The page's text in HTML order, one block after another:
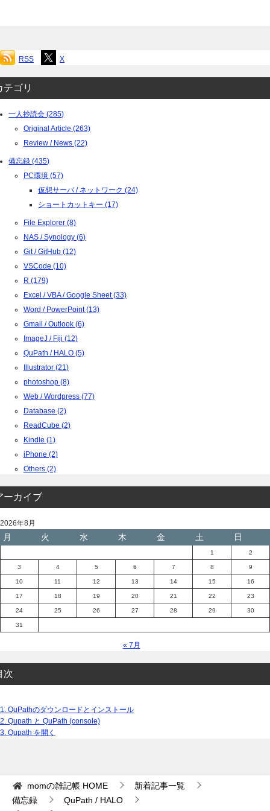
RSS X
テゴリ
一人抄読会 (285)
Original Article (263)
Review / News (22)
備忘録 (435)
PC環境 (57)
仮想サーバ / ネットワーク (24)
ショートカットキー (17)
File Explorer (8)
NAS / Synology (6)
Git / GitHub (12)
VSCode (10)
R (179)
Excel / VBA / Google Sheet (33)
Word / PowerPoint (13)
Gmail / Outlook (6)
ImageJ / Fiji (12)
QuPath / HALO (5)
Illustrator (21)
photoshop (8)
Web / Wordpress (77)
Database (2)
ReadCube (2)
Kindle (1)
iPhone (2)
Others (2)
ーカイブ
2026年8月
月 火 水 木 金 土 日
1 2
3 4 5 6 7 8 9
10 11 12 13 14 15 16
17 18 19 20 21 22 23
24 25 26 27 28 29 30
31
« 7月
次
1. QuPathのダウンロードとインストール
2. Qupath と QuPath (console)
3. Qupath を開く
momの雑記帳 HOME
新着記事一覧
備忘録
QuPath / HALO